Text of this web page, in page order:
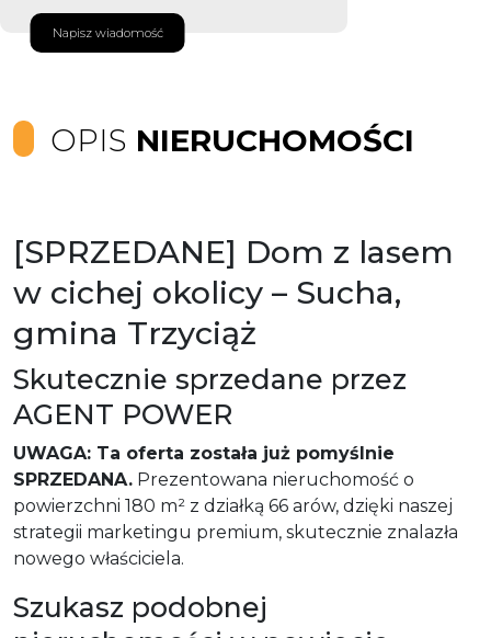
Napisz wiadomość
OPIS NIERUCHOMOŚCI
[SPRZEDANE] Dom z lasem
w cichej okolicy – Sucha,
gmina Trzyciąż
Skutecznie sprzedane przez
AGENT POWER
UWAGA: Ta oferta została już pomyślnie
SPRZEDANA. Prezentowana nieruchomość o
powierzchni 180 m² z działką 66 arów, dzięki naszej
strategii marketingu premium, skutecznie znalazła
nowego właściciela.
Szukasz podobnej